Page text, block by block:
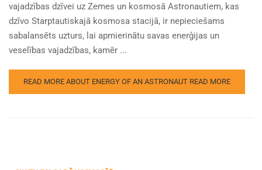
vajadzības dzīvei uz Zemes un kosmosā Astronautiem, kas
dzīvo Starptautiskajā kosmosa stacijā, ir nepieciešams
sabalansēts uzturs, lai apmierinātu savas enerģijas un
veselības vajadzības, kamēr ...
READ MORE ABOUT ENERGY OF AN ASTRONAUT READ MORE